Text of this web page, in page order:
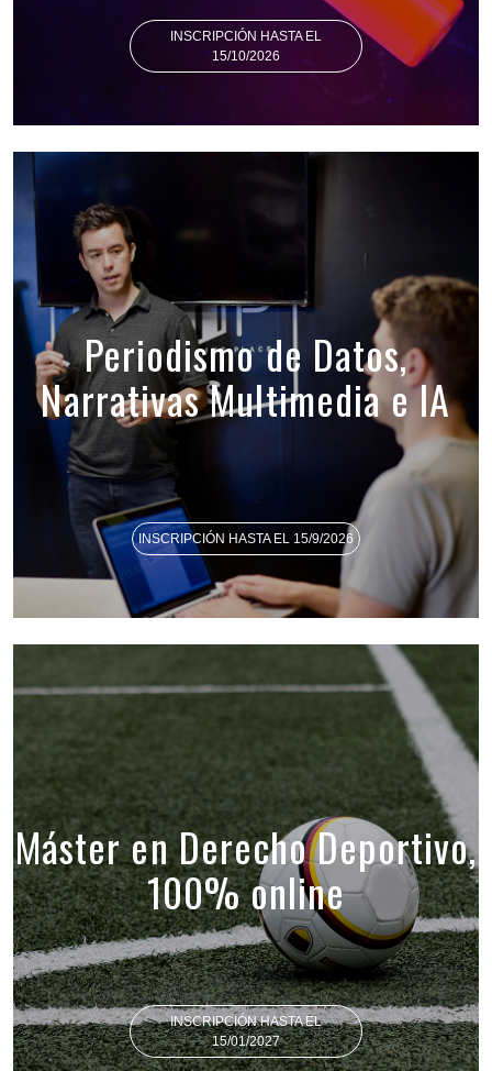
INSCRIPCIÓN HASTA EL
15/10/2026
Periodismo de Datos,
Narrativas Multimedia e IA
INSCRIPCIÓN HASTA EL 15/9/2026
Máster en Derecho Deportivo,
100% online
INSCRIPCIÓN HASTA EL
15/01/2027